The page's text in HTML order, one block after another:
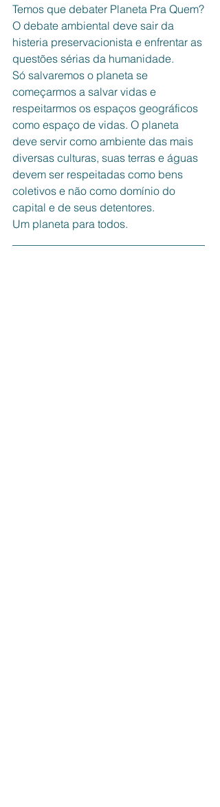
Temos que debater Planeta Pra Quem?
O debate ambiental deve sair da
histeria preservacionista e enfrentar as
questões sérias da humanidade.
Só salvaremos o planeta se
começarmos a salvar vidas e
respeitarmos os espaços geográficos
como espaço de vidas. O planeta
deve servir como ambiente das mais
diversas culturas, suas terras e águas
devem ser respeitadas como bens
coletivos e não como domínio do
capital e de seus detentores.
Um planeta para todos.